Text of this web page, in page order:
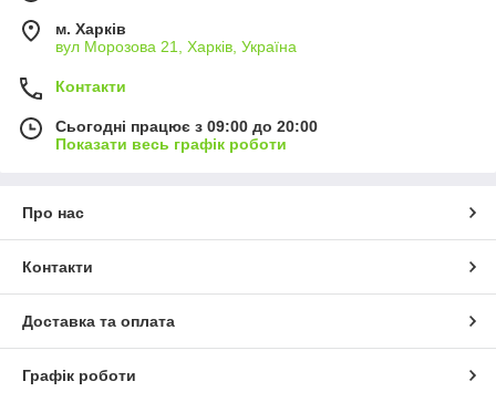
м. Харків
вул Морозова 21, Харків, Україна
Контакти
Сьогодні працює з 09:00 до 20:00
Показати весь графік роботи
Про нас
Контакти
Доставка та оплата
Графік роботи